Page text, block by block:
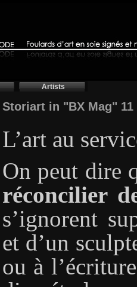
Artists
Storiart in "BX Mag"
L’art au
On peut dire
réconcilier
s’ignorent
et d’un
ou à